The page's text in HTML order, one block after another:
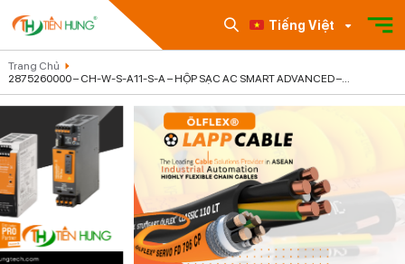
Tiếng Việt
Trang Chủ
2875260000 – CH-W-S-A11-S-A – HỘP SẠC AC SMART ADVANCED –
WEIDMULLER – TIENHUNGTECH